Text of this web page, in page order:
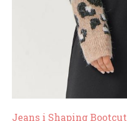
Jeans i Shaping Bootcut